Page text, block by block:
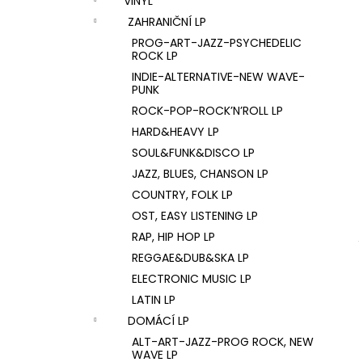
ZAHRANIČNÍ LP
PROG-ART-JAZZ-PSYCHEDELIC
ROCK LP
INDIE-ALTERNATIVE-NEW WAVE-
PUNK
ROCK-POP-ROCK’N’ROLL LP
HARD&HEAVY LP
SOUL&FUNK&DISCO LP
JAZZ, BLUES, CHANSON LP
COUNTRY, FOLK LP
OST, EASY LISTENING LP
RAP, HIP HOP LP
REGGAE&DUB&SKA LP
ELECTRONIC MUSIC LP
LATIN LP
DOMÁCÍ LP
ALT-ART-JAZZ-PROG ROCK, NEW
WAVE LP
U2 – THE JOSHUA TREE LP
1 290 Kč